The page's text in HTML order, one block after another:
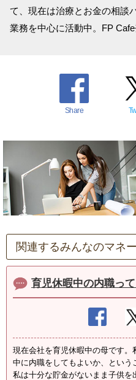
て、現在は治療とお金の相談
業務を中心に活動中。FP
Share
関連するみんなのマネ
育児休暇中の内職っ
現在会社を育児休暇中の母です
中に内職をしてもよいか、という
私は十分な貯金がないまま子供